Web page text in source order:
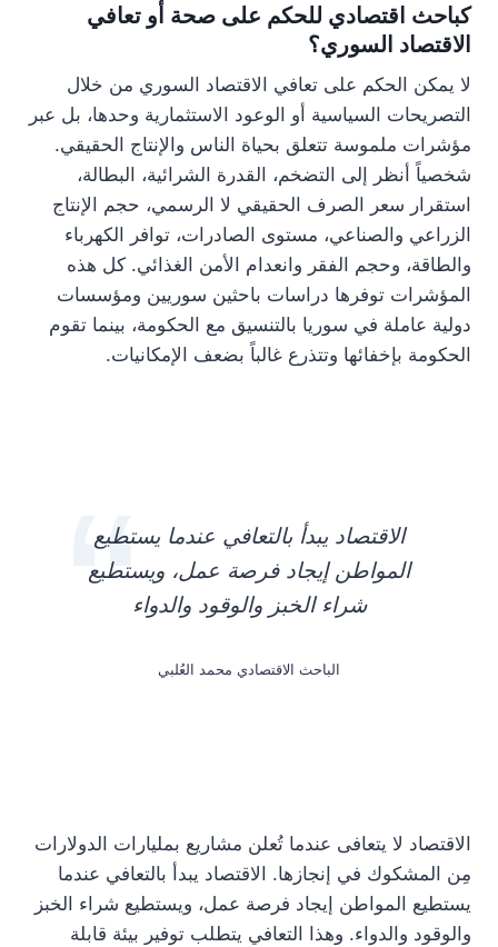
كباحث اقتصادي للحكم على صحة أو تعافي
الاقتصاد السوري؟
لا يمكن الحكم على تعافي الاقتصاد السوري من خلال
التصريحات السياسية أو الوعود الاستثمارية وحدها، بل عبر
مؤشرات ملموسة تتعلق بحياة الناس والإنتاج الحقيقي.
شخصياً أنظر إلى التضخم، القدرة الشرائية، البطالة،
استقرار سعر الصرف الحقيقي لا الرسمي، حجم الإنتاج
الزراعي والصناعي، مستوى الصادرات، توافر الكهرباء
والطاقة، وحجم الفقر وانعدام الأمن الغذائي. كل هذه
المؤشرات توفرها دراسات باحثين سوريين ومؤسسات
دولية عاملة في سوريا بالتنسيق مع الحكومة، بينما تقوم
الحكومة بإخفائها وتتذرع غالباً بضعف الإمكانيات.
الاقتصاد يبدأ بالتعافي عندما يستطيع
المواطن إيجاد فرصة عمل، ويستطيع
شراء الخبز والوقود والدواء
الباحث الاقتصادي محمد العُلبي
الاقتصاد لا يتعافى عندما تُعلن مشاريع بمليارات الدولارات
مِن المشكوك في إنجازها. الاقتصاد يبدأ بالتعافي عندما
يستطيع المواطن إيجاد فرصة عمل، ويستطيع شراء الخبز
والوقود والدواء. وهذا التعافي يتطلب توفير بيئة قابلة